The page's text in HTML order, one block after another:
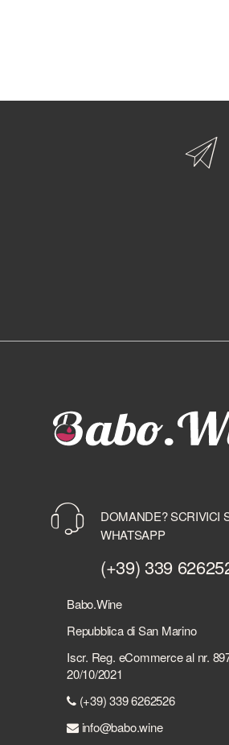
DOMANDE? SCRIVICI
WHATSAPP
(+39) 339
Babo.Wine
Repubblica di San Marino
Iscr. Reg. eCommerce al nr.
20/10/2021
(+39) 339 6262526
info@babo.wine